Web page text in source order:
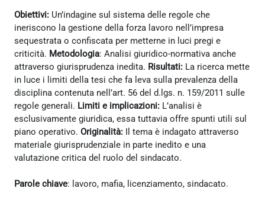
Obiettivi: Un’indagine sul sistema delle regole che
ineriscono la gestione della forza lavoro nell’impresa
sequestrata o confiscata per metterne in luci pregi e
criticità. Metodologia: Analisi giuridico-normativa anche
attraverso giurisprudenza inedita. Risultati: La ricerca mette
in luce i limiti della tesi che fa leva sulla prevalenza della
disciplina contenuta nell’art. 56 del d.lgs. n. 159/2011 sulle
regole generali. Limiti e implicazioni: L’analisi è
esclusivamente giuridica, essa tuttavia offre spunti utili sul
piano operativo. Originalità: Il tema è indagato attraverso
materiale giurisprudenziale in parte inedito e una
valutazione critica del ruolo del sindacato.
Parole chiave: lavoro, mafia, licenziamento, sindacato.